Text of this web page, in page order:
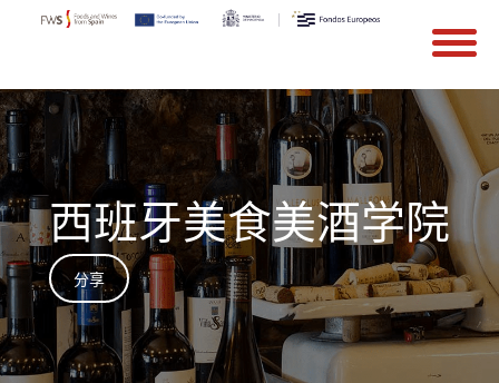
Skip to main content
Search form
西班牙美食美酒学院
分享